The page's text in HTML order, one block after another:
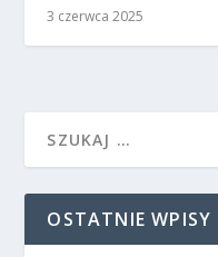
3 czerwca 2025
OSTATNIE WPISY